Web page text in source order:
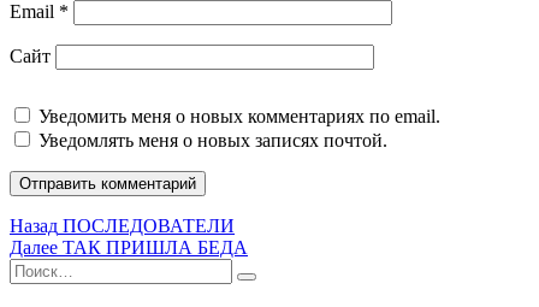
Email *
Сайт
Уведомить меня о новых комментариях по email.
Уведомлять меня о новых записях почтой.
Навигация
по
Назад Предыдущая
запись:
ПОСЛЕДОВАТЕЛИ
Далее Следующая
ТАК ПРИШЛА БЕДА
Искать:
Поиск